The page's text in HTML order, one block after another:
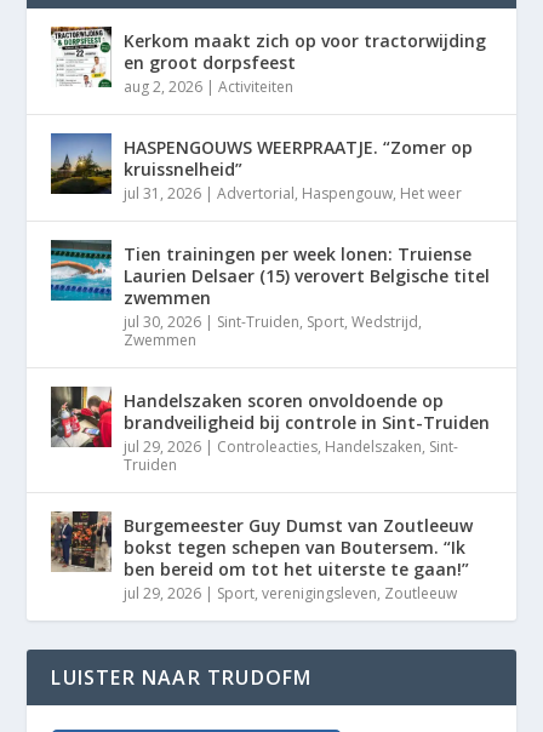
Kerkom maakt zich op voor tractorwijding
en groot dorpsfeest
aug 2, 2026 |Activiteiten
HASPENGOUWS WEERPRAATJE. “Zomer op
kruissnelheid”
jul 31, 2026 |Advertorial, Haspengouw, Het weer
Tien trainingen per week lonen: Truiense
Laurien Delsaer (15) verovert Belgische titel
zwemmen
jul 30, 2026 | Sint-Truiden, Sport,Wedstrijd,
Zwemmen
Handelszaken scoren onvoldoende op
brandveiligheid bij controle in Sint-Truiden
jul 29, 2026 | Controleacties, Handelszaken, Sint-
Truiden
Burgemeester Guy Dumst van Zoutleeuw
bokst tegen schepen van Boutersem. “Ik
ben bereid om tot het uiterste te gaan!”
jul 29, 2026 | Sport,verenigingsleven, Zoutleeuw
LUISTER NAAR TRUDOFM